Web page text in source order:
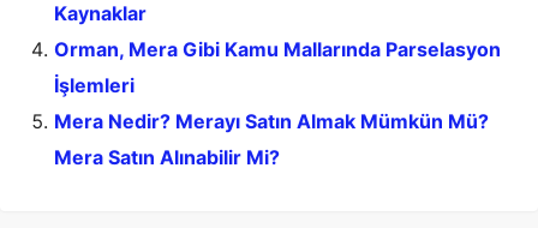
Kaynaklar
Orman, Mera Gibi Kamu Mallarında Parselasyon
İşlemleri
Mera Nedir? Merayı Satın Almak Mümkün Mü?
Mera Satın Alınabilir Mi?